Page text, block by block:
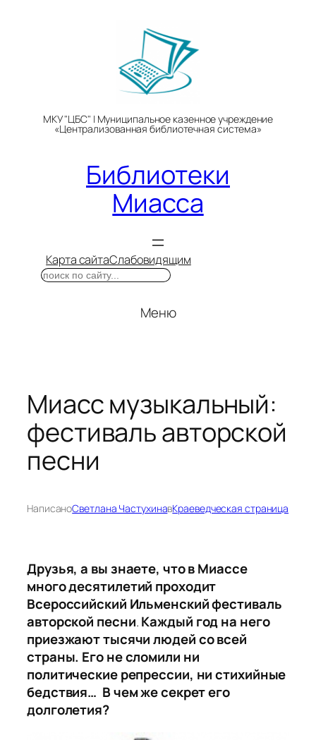
МКУ "ЦБС" | Муниципальное казенное учреждение
«Централизованная библиотечная система»
Библиотеки
Миасса
Карта сайтаСлабовидящим
Поиск
Меню
Миасс музыкальный:
фестиваль авторской
песни
НаписаноСветлана ЧастухинавКраеведческая страница
Друзья, а вы знаете, что в Миассе
много десятилетий проходит
Всероссийский Ильменский фестиваль
авторской песни.Каждый год на него
приезжают тысячи людей со всей
страны. Его не сломили ни
политические репрессии, ни стихийные
бедствия… В чем же секрет его
долголетия?